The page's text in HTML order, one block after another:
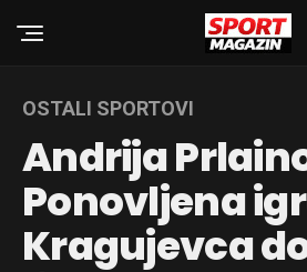
OSTALI SPORTOVI
Andrija
Ponovljena
Kragujevca